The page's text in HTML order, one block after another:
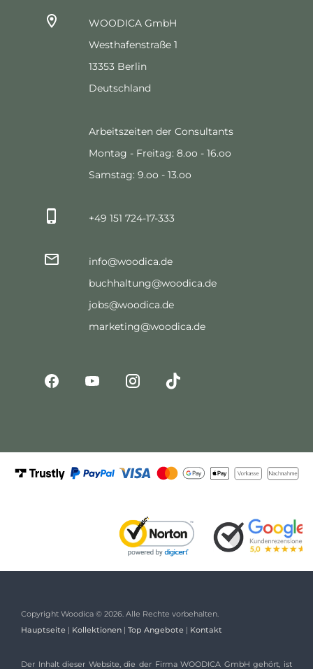
WOODICA GmbH
Westhafenstraße 1
13353 Berlin
Deutschland
Arbeitszeiten der Consultants
Montag - Freitag: 8.oo - 16.oo
Samstag: 9.oo - 13.oo
+49 151 724-17-333
info@woodica.de
buchhaltung@woodica.de
jobs@woodica.de
marketing@woodica.de
Copyright Woodica © 2026. Alle Rechte vorbehalten.
Hauptseite | Kollektionen | Top Angebote | Kontakt
Der Inhalt dieser Website, die der Firma WOODICA GmbH gehört, ist